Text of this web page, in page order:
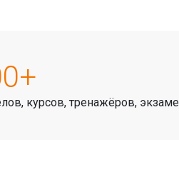
курсов, тренажёров,